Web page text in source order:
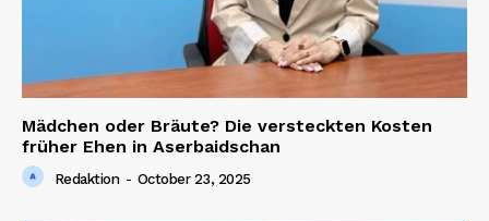
Mädchen oder Bräute? Die versteckten Kosten
früher Ehen in Aserbaidschan
Redaktion - October 23, 2025